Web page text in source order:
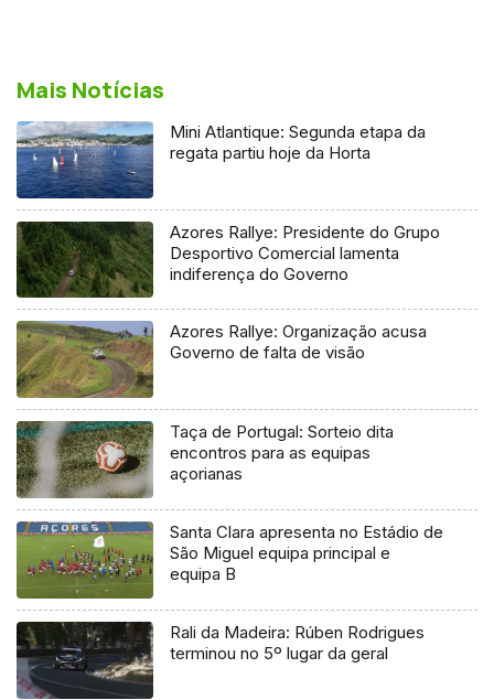
Mais Notícias
Mini Atlantique: Segunda etapa da
regata partiu hoje da Horta
Azores Rallye: Presidente do Grupo
Desportivo Comercial lamenta
indiferença do Governo
Azores Rallye: Organização acusa
Governo de falta de visão
Taça de Portugal: Sorteio dita
encontros para as equipas
açorianas
Santa Clara apresenta no Estádio de
São Miguel equipa principal e
equipa B
Rali da Madeira: Rúben Rodrigues
terminou no 5º lugar da geral